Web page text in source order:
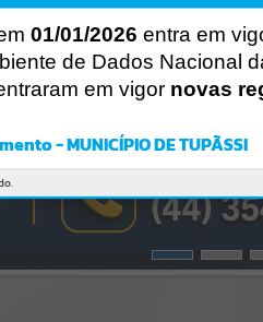
01/01/2026 entra em
de Dados Nacional
em vigor novas
- MUNICÍPIO DE TUPÃSSI
Ocorreu um erro de script:
Uncaught SyntaxError: Unexpected
https://tupassi.atende.net/cidadao/
informacao/static/bundle/
Verificar Mais Detalhes